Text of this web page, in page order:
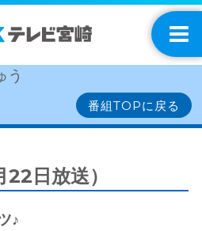
番組TOPに戻る
日放送）
♪